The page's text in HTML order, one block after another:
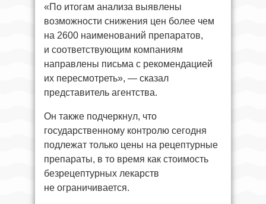
«По итогам анализа выявлены
возможности снижения цен более чем
на 2600 наименований препаратов,
и соответствующим компаниям
направлены письма с рекомендацией
их пересмотреть», — сказал
представитель агентства.
Он также подчеркнул, что
государственному контролю сегодня
подлежат только цены на рецептурные
препараты, в то время как стоимость
безрецептурных лекарств
не ограничивается.